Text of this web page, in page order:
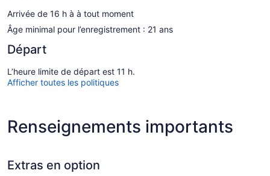
Arrivée de 16 h à à tout moment
Âge minimal pour l’enregistrement : 21 ans
Départ
L’heure limite de départ est 11 h.
Afficher toutes les politiques
Renseignements importants
Extras en option